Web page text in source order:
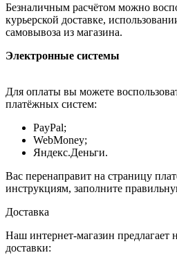
Безналичным расчётом можно
курьерской доставке,
самовывоза из магазина.
Электронные системы
Для оплаты вы можете
платёжных систем:
PayPal;
WebMoney;
Яндекс.Деньги.
Вас перенаправит на страницу
инструкциям, заполните
Доставка
Наш интернет-магазин предлагает
доставки: